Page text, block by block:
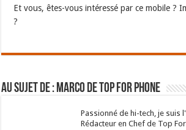
Et vous, êtes-vous intéressé par ce mobile ?
?
Au sujet de : Marco de Top For Phone
Passionné de hi-tech, je suis
Rédacteur en Chef de Top